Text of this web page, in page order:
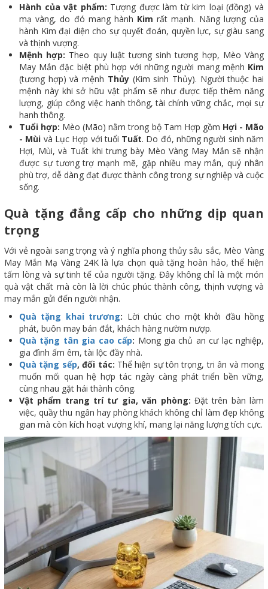
Hành của vật phẩm: Tượng được làm từ kim loại (đồng) và
mạ vàng, do đó mang hành Kim rất mạnh. Năng lượng của
hành Kim đại diện cho sự quyết đoán, quyền lực, sự giàu sang
và thịnh vượng.
Mệnh hợp: Theo quy luật tương sinh tương hợp, Mèo Vàng
May Mắn đặc biệt phù hợp với những người mang mệnh Kim
(tương hợp) và mệnh Thủy(Kim sinh Thủy). Người thuộc hai
mệnh này khi sở hữu vật phẩm sẽ như được tiếp thêm năng
lượng, giúp công việc hanh thông, tài chính vững chắc, mọi sự
hanh thông.
Tuổi hợp: Mèo (Mão) nằm trong bộ Tam Hợp gồm Hợi - Mão
- Mùi và Lục Hợp với tuổi Tuất. Do đó, những người sinh năm
Hợi, Mùi, và Tuất khi trưng bày Mèo Vàng May Mắn sẽ nhận
được sự tương trợ mạnh mẽ, gặp nhiều may mắn, quý nhân
phù trợ, dễ dàng đạt được thành công trong sự nghiệp và cuộc
sống.
Quà tặng đẳng cấp cho những dịp quan
trọng
Với vẻ ngoài sang trọng và ý nghĩa phong thủy sâu sắc, Mèo Vàng
May Mắn Mạ Vàng 24K là lựa chọn quà tặng hoàn hảo, thể hiện
tấm lòng và sự tinh tế của người tặng. Đây không chỉ là một món
quà vật chất mà còn là lời chúc phúc thành công, thịnh vượng và
may mắn gửi đến người nhận.
Quà tặng khai trương: Lời chúc cho một khởi đầu hồng
phát, buôn may bán đắt, khách hàng nườm nượp.
Quà tặng tân gia cao cấp: Mong gia chủ an cư lạc nghiệp,
gia đình ấm êm, tài lộc đầy nhà.
Quà tặng sếp, đối tác: Thể hiện sự tôn trọng, tri ân và mong
muốn mối quan hệ hợp tác ngày càng phát triển bền vững,
cùng nhau gặt hái thành công.
Vật phẩm trang trí tư gia, văn phòng: Đặt trên bàn làm
việc, quầy thu ngân hay phòng khách không chỉ làm đẹp không
gian mà còn kích hoạt vượng khí, mang lại năng lượng tích cực.